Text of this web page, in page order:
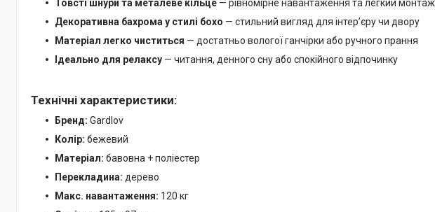
Товсті шнури та металеве кільце — рівномірне навантаження та легкий монтаж
Декоративна бахрома у стилі бохо — стильний вигляд для інтер’єру чи двору
Матеріал легко чиститься — достатньо вологої ганчірки або ручного прання
Ідеально для релаксу — читання, денного сну або спокійного відпочинку
Технічні характеристики:
Бренд: Gardlov
Колір: бежевий
Матеріал: бавовна + поліестер
Перекладина: дерево
Макс. навантаження: 120 кг